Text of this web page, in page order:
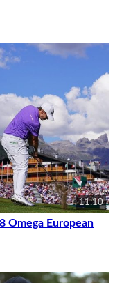
11:10
Omega European